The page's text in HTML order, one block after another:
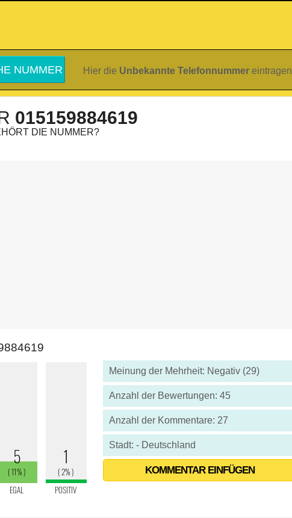
Hier die Unbekannte Telefonnummer eintragen
015159884619
DIE NUMMER?
Meinung der Mehrheit: Negativ (29)
Anzahl der Bewertungen: 45
Anzahl der Kommentare: 27
Stadt: - Deutschland
KOMMENTAR EINFÜGEN